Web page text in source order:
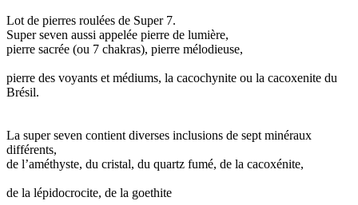
Lot de pierres roulées de Super 7.
Super seven aussi appelée pierre de lumière,
pierre sacrée (ou 7 chakras), pierre mélodieuse,
pierre des voyants et médiums, la cacochynite ou la cacoxenite du
Brésil.
La super seven contient diverses inclusions de sept minéraux
différents,
de l’améthyste, du cristal, du quartz fumé, de la cacoxénite,
de la lépidocrocite, de la goethite